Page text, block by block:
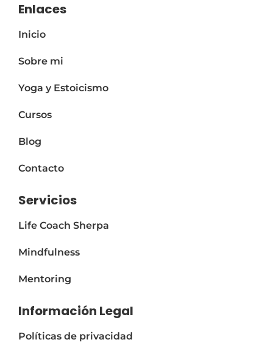
e
Enlaces
Inicio
Sobre mi
Yoga y Estoicismo
Cursos
Blog
Contacto
Servicios
Life Coach Sherpa
Mindfulness
Mentoring
Información Legal
Políticas de privacidad